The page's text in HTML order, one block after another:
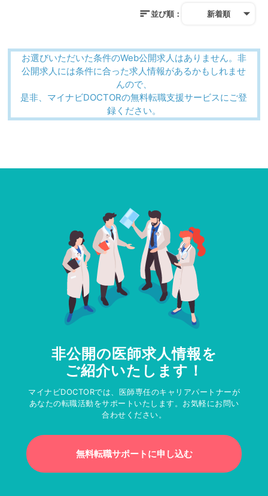
並び順： 新着順
お選びいただいた条件のWeb公開求人はありません。非
公開求人には条件に合った求人情報があるかもしれませ
んので、
是非、マイナビDOCTORの無料転職支援サービスにご登
録ください。
非公開の医師求人情報を
ご紹介いたします！
マイナビDOCTORでは、医師専任のキャリアパートナーが
あなたの転職活動をサポートいたします。お気軽にお問い
合わせください。
無料転職サポートに申し込む